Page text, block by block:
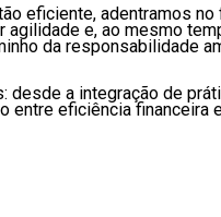
eficiente, adentramos
e, ao mesmo
da responsabilidade
desde a integração de
entre eficiência financeira